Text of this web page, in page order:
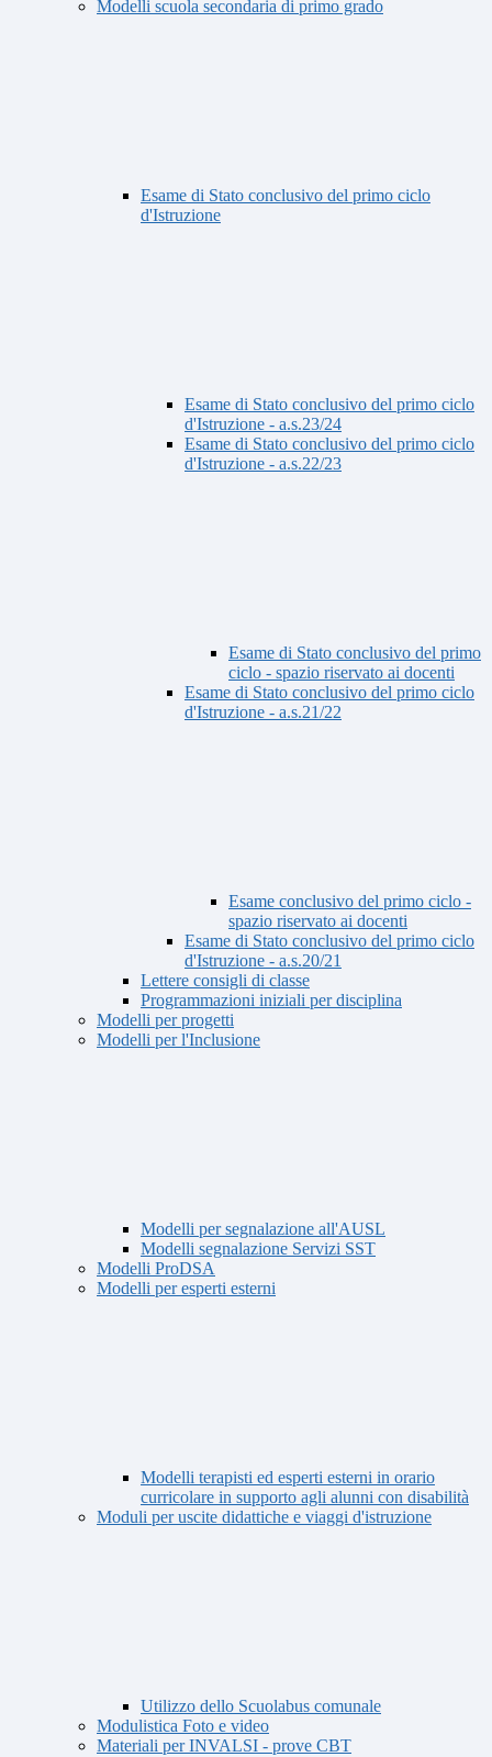
Modelli scuola secondaria di primo grado
Esame di Stato conclusivo del primo ciclo
d'Istruzione
Esame di Stato conclusivo del primo ciclo
d'Istruzione - a.s.23/24
Esame di Stato conclusivo del primo ciclo
d'Istruzione - a.s.22/23
Esame di Stato conclusivo del primo
ciclo - spazio riservato ai docenti
Esame di Stato conclusivo del primo ciclo
d'Istruzione - a.s.21/22
Esame conclusivo del primo ciclo -
spazio riservato ai docenti
Esame di Stato conclusivo del primo ciclo
d'Istruzione - a.s.20/21
Lettere consigli di classe
Programmazioni iniziali per disciplina
Modelli per progetti
Modelli per l'Inclusione
Modelli per segnalazione all'AUSL
Modelli segnalazione Servizi SST
Modelli ProDSA
Modelli per esperti esterni
Modelli terapisti ed esperti esterni in orario
curricolare in supporto agli alunni con disabilità
Moduli per uscite didattiche e viaggi d'istruzione
Utilizzo dello Scuolabus comunale
Modulistica Foto e video
Materiali per INVALSI - prove CBT